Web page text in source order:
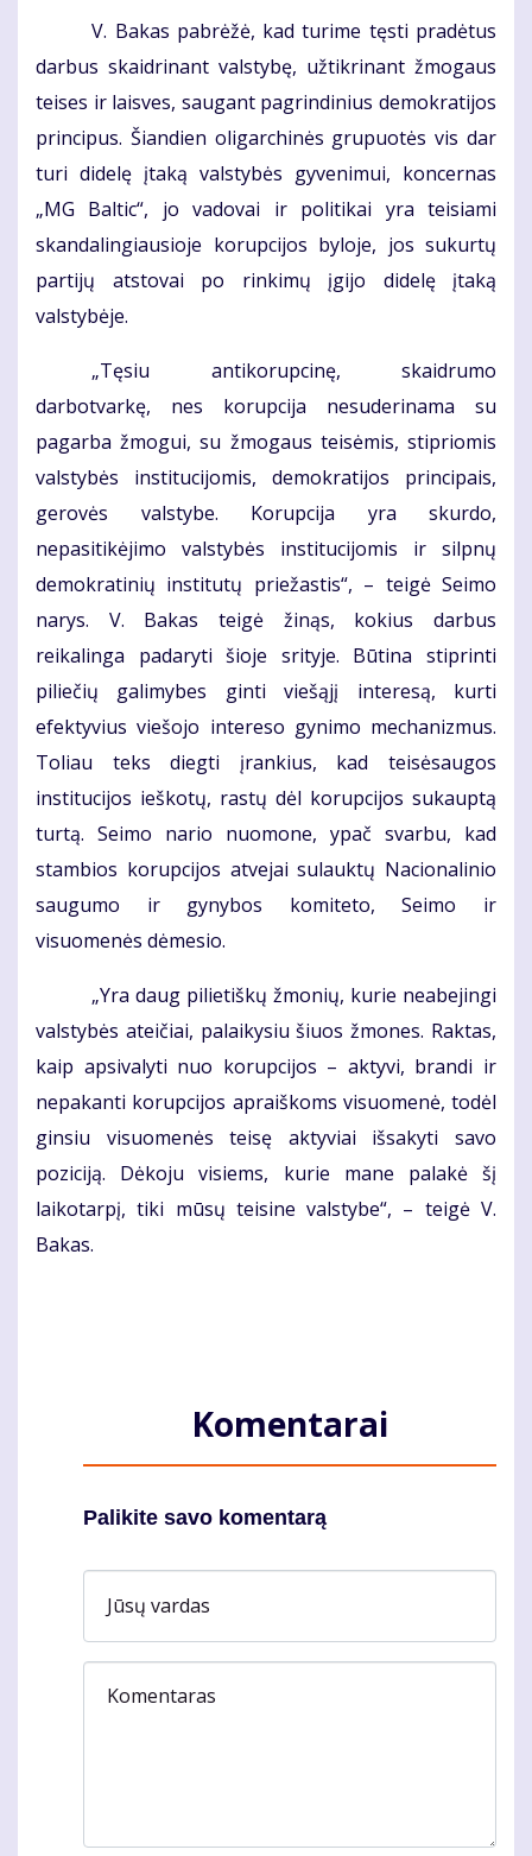
V. Bakas pabrėžė, kad turime tęsti pradėtus
darbus skaidrinant valstybę, užtikrinant žmogaus
teises ir laisves, saugant pagrindinius demokratijos
principus. Šiandien oligarchinės grupuotės vis dar
turi didelę įtaką valstybės gyvenimui, koncernas
„MG Baltic“, jo vadovai ir politikai yra teisiami
skandalingiausioje korupcijos byloje, jos sukurtų
partijų atstovai po rinkimų įgijo didelę įtaką
valstybėje.
„Tęsiu antikorupcinę, skaidrumo
darbotvarkę, nes korupcija nesuderinama su
pagarba žmogui, su žmogaus teisėmis, stipriomis
valstybės institucijomis, demokratijos principais,
gerovės valstybe. Korupcija yra skurdo,
nepasitikėjimo valstybės institucijomis ir silpnų
demokratinių institutų priežastis“, – teigė Seimo
narys. V. Bakas teigė žinąs, kokius darbus
reikalinga padaryti šioje srityje. Būtina stiprinti
piliečių galimybes ginti viešąjį interesą, kurti
efektyvius viešojo intereso gynimo mechanizmus.
Toliau teks diegti įrankius, kad teisėsaugos
institucijos ieškotų, rastų dėl korupcijos sukauptą
turtą. Seimo nario nuomone, ypač svarbu, kad
stambios korupcijos atvejai sulauktų Nacionalinio
saugumo ir gynybos komiteto, Seimo ir
visuomenės dėmesio.
„Yra daug pilietiškų žmonių, kurie neabejingi
valstybės ateičiai, palaikysiu šiuos žmones. Raktas,
kaip apsivalyti nuo korupcijos – aktyvi, brandi ir
nepakanti korupcijos apraiškoms visuomenė, todėl
ginsiu visuomenės teisę aktyviai išsakyti savo
poziciją. Dėkoju visiems, kurie mane palakė šį
laikotarpį, tiki mūsų teisine valstybe“, – teigė V.
Bakas.
Komentarai
Palikite savo komentarą
Jūsų vardas
Komentaras